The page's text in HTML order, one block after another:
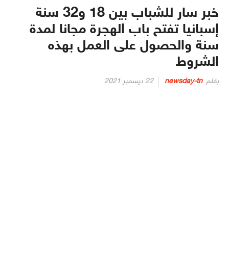
خبر سار للشباب بين 18 و32 سنة
إسبانيا تفتح باب الهجرة مجانا لمدة
سنة والحصول على العمل بهذه
الشروط
بقلم newsday-tn
Posted
22 ديسمبر 2021